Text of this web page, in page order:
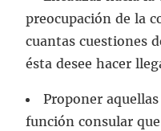
preocupación de la
cuantas cuestiones
ésta desee hacer
Proponer
función consular